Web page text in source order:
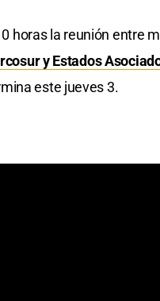
horas la reunión entre
y Estados
este jueves 3.